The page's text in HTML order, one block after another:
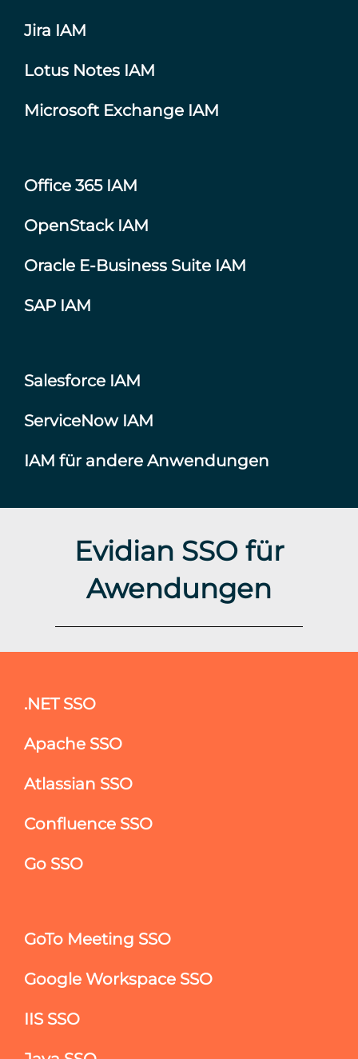
Jira IAM
Lotus Notes IAM
Microsoft Exchange IAM
Office 365 IAM
OpenStack IAM
Oracle E-Business Suite IAM
SAP IAM
Salesforce IAM
ServiceNow IAM
IAM für andere Anwendungen
Evidian SSO für
Awendungen
.NET SSO
Apache SSO
Atlassian SSO
Confluence SSO
Go SSO
GoTo Meeting SSO
Google Workspace SSO
IIS SSO